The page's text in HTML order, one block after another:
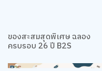
ของสะสมสุดพิเศษ ฉลอง
ครบรอบ 26 ปี B2S